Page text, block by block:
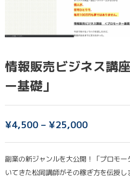
情報販売ビジネス講
ー基礎」
¥4,500 – ¥25,000
副業の新ジャンルを大公開！「プロモ
いてきた松岡講師がその稼ぎ方を伝授